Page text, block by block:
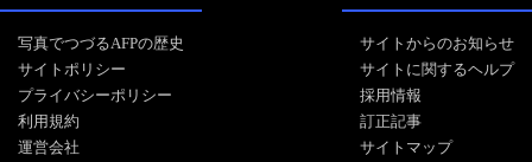
写真でつづるAFPの歴史
サイトポリシー
プライバシーポリシー
利用規約
運営会社
サイトからのお知らせ
サイトに関するヘルプ
採用情報
訂正記事
サイトマップ